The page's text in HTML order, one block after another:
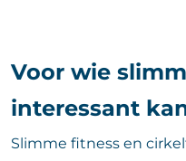
Voor wie
interessant
Slimme fitness en